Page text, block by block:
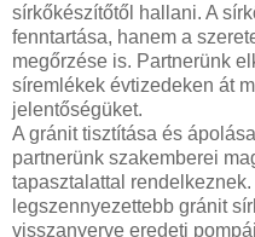
sírkőkészítőtől hallani. A
fenntartása, hanem a
megőrzése is. Partnerünk
síremlékek évtizedeken át
jelentőségüket.
A gránit tisztítása és
partnerünk szakemberei
tapasztalattal
legszennyezettebb gránit
visszanyerve eredeti